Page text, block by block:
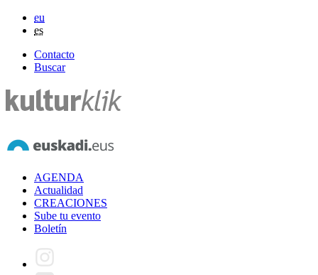
eu
es
Contacto
Buscar
AGENDA
Actualidad
CREACIONES
Sube tu evento
Boletín